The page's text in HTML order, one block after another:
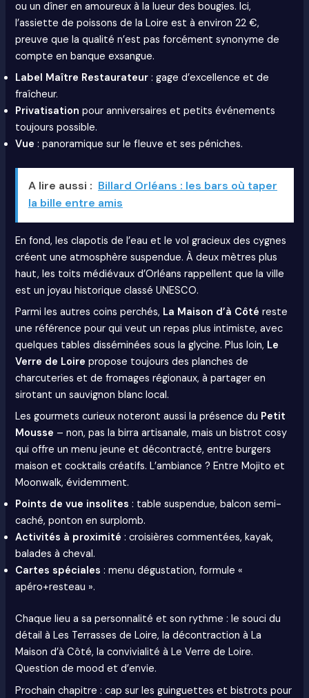
ou un dîner en amoureux à la lueur des bougies. Ici,
l’assiette de poissons de la Loire est à environ 22 €,
preuve que la qualité n’est pas forcément synonyme de
compte en banque exsangue.
Label Maître Restaurateur : gage d’excellence et de
fraîcheur.
Privatisation pour anniversaires et petits événements
toujours possible.
Vue : panoramique sur le fleuve et ses péniches.
A lire aussi : Billard Orléans : les bars où taper
la bille entre amis
En fond, les clapotis de l’eau et le vol gracieux des cygnes
créent une atmosphère suspendue. À deux mètres plus
haut, les toits médiévaux d’Orléans rappellent que la ville
est un joyau historique classé UNESCO.
Parmi les autres coins perchés, La Maison d’à Côté reste
une référence pour qui veut un repas plus intimiste, avec
quelques tables disséminées sous la glycine. Plus loin, Le
Verre de Loire propose toujours des planches de
charcuteries et de fromages régionaux, à partager en
sirotant un sauvignon blanc local.
Les gourmets curieux noteront aussi la présence du Petit
Mousse – non, pas la birra artisanale, mais un bistrot cosy
qui offre un menu jeune et décontracté, entre burgers
maison et cocktails créatifs. L’ambiance ? Entre Mojito et
Moonwalk, évidemment.
Points de vue insolites : table suspendue, balcon semi-
caché, ponton en surplomb.
Activités à proximité : croisières commentées, kayak,
balades à cheval.
Cartes spéciales : menu dégustation, formule «
apéro+resteau ».
Chaque lieu a sa personnalité et son rythme : le souci du
détail à Les Terrasses de Loire, la décontraction à La
Maison d’à Côté, la convivialité à Le Verre de Loire.
Question de mood et d’envie.
Prochain chapitre : cap sur les guinguettes et bistrots pour